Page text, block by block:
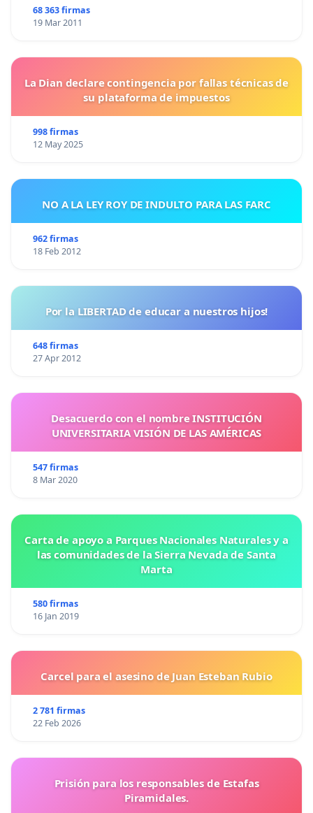
68 363 firmas
19 Mar 2011
La Dian declare contingencia por fallas técnicas de
su plataforma de impuestos
998 firmas
12 May 2025
NO A LA LEY ROY DE INDULTO PARA LAS FARC
962 firmas
18 Feb 2012
Por la LIBERTAD de educar a nuestros hijos!
648 firmas
27 Apr 2012
Desacuerdo con el nombre INSTITUCIÓN
UNIVERSITARIA VISIÓN DE LAS AMÉRICAS
547 firmas
8 Mar 2020
Carta de apoyo a Parques Nacionales Naturales y a
las comunidades de la Sierra Nevada de Santa
Marta
580 firmas
16 Jan 2019
Carcel para el asesino de Juan Esteban Rubio
2 781 firmas
22 Feb 2026
Prisión para los responsables de Estafas
Piramidales.